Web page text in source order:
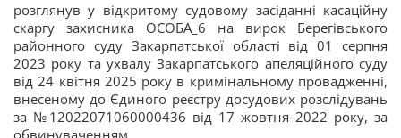
розглянув у відкритому судовому засіданні касаційну
скаргу захисника ОСОБА_6 на вирок Берегівського
районного суду Закарпатської області від 01 серпня
2023 року та ухвалу Закарпатського апеляційного суду
від 24 квітня 2025 року в кримінальному провадженні,
внесеному до Єдиного реєстру досудових розслідувань
за №12022071060000436 від 17 жовтня 2022 року, за